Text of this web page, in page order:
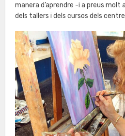
manera d’aprendre -i a preus molt
dels tallers i dels cursos dels